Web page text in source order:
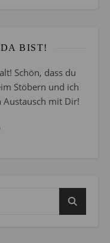
BIST!
Schön, dass du
Stöbern und ich
mit Dir!